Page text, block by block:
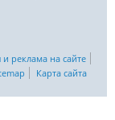
и реклама на сайте
Карта сайта